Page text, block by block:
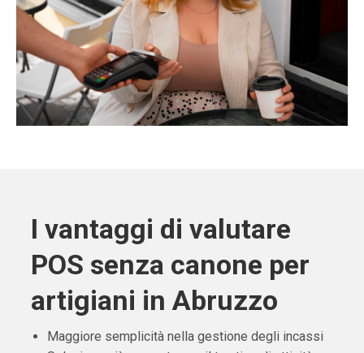
I vantaggi di valutare
POS senza canone per
artigiani in Abruzzo
Maggiore semplicità nella gestione degli incassi